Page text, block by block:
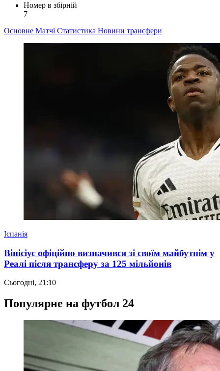
Номер в збірній
7
Основне Матчі Статистика Новини трансфери
Іспанія
Вінісіус офіційно визначився зі своїм майбутнім у
Реалі після трансферу за 125 мільйонів
Сьогодні, 21:10
Популярне на футбол 24